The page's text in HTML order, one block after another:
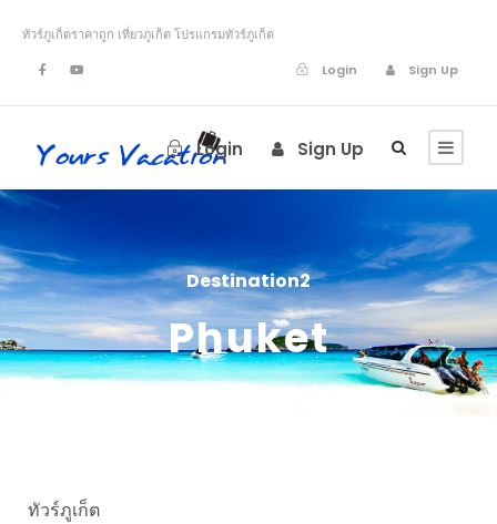
ทัวร์ภูเก็ตราคาถูก เที่ยวภูเก็ต โปรแกรมทัวร์ภูเก็ต
Login
Sign Up
Login Sign Up
Destination2
Phuket
ทัวร์ภูเก็ต